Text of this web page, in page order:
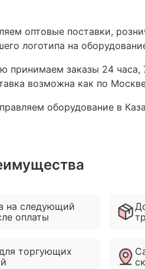
оптовые поставки,
логотипа на
принимаем заказы 24
возможна как по
оборудование в
на следующий
оплаты
торгующих